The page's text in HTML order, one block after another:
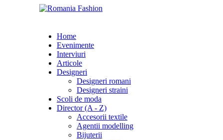
Home
Evenimente
Interviuri
Articole
Designeri
Designeri romani
Designeri straini
Scoli de moda
Director (A - Z)
Accesorii textile
Agentii modelling
Bijuterii